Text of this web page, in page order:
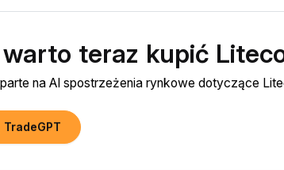
warto teraz kupić
na AI spostrzeżenia rynkowe dotyczące
TradeGPT